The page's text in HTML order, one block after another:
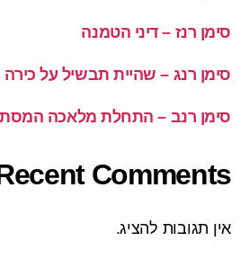
סימן רנז – דיני הטמנה
סימן רנג – שהיית תבשיל על
סימן רנב – התחלת מלאכה
Comments
אין תגובות להציג.